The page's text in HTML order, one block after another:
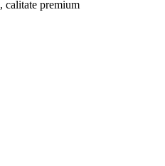
calitate premium